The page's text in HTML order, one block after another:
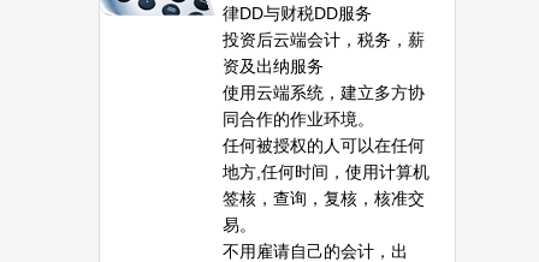
律DD与财税DD服务
投资后云端会计，税务，薪
资及出纳服务
使用云端系统，建立多方协
同合作的作业环境。
任何被授权的人可以在任何
地方,任何时间，使用计算机
签核，查询，复核，核准交
易。
不用雇请自己的会计，出